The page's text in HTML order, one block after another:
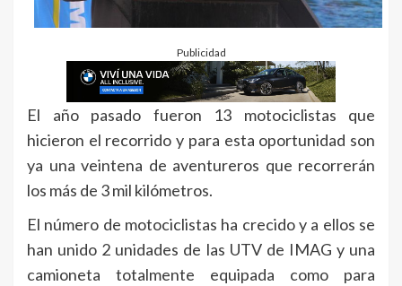
Publicidad
El año pasado fueron 13 motociclistas que
hicieron el recorrido y para esta oportunidad son
ya una veintena de aventureros que recorrerán
los más de 3 mil kilómetros.
El número de motociclistas ha crecido y a ellos se
han unido 2 unidades de las UTV de IMAG y una
camioneta totalmente equipada como para